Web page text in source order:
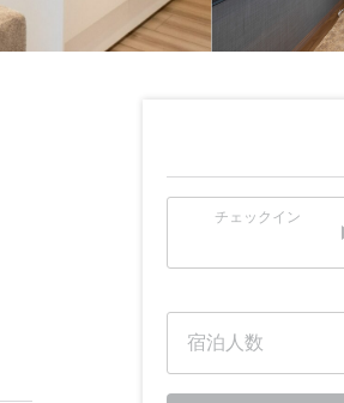
チェックイン